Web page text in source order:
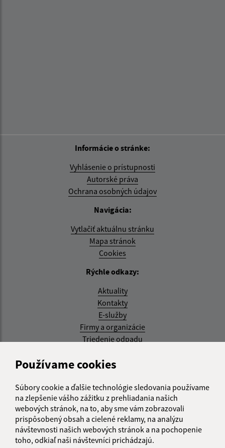
Používame cookies
Súbory cookie a ďalšie technológie sledovania používame
na zlepšenie vášho zážitku z prehliadania našich
webových stránok, na to, aby sme vám zobrazovali
prispôsobený obsah a cielené reklamy, na analýzu
návštevnosti našich webových stránok a na pochopenie
toho, odkiaľ naši návštevníci prichádzajú.
Informácie o stránke:
Vyhlásenie o prístupnosti
Autorské práva
Ochrana osobných údajov
Navigácia:
Vytlačiť aktuálnu stránku
Mapa stránok
Cookies
Rýchle odkazy:
Aktuality
Kontakty
E-služby
Firmy a organizácie
Triedenie odpadu
Aktualizované:
RSS
Správca obsahu:
Správca obsahu je Obec Kysak.